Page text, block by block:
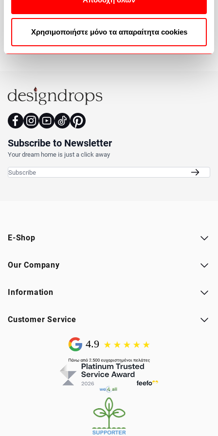
Χρησιμοποιήστε μόνο τα απαραίτητα cookies
Subscribe to Newsletter
Your dream home is just a click away
E-Shop
Our Company
Information
Customer Service